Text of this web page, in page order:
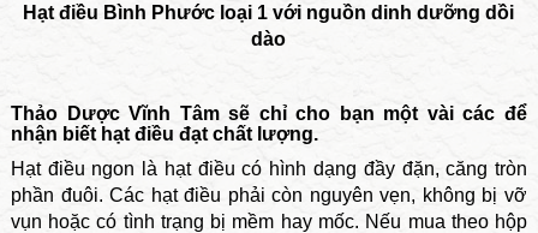
Hạt điều Bình Phước loại 1 với nguồn dinh dưỡng dồi
dào
Thảo Dược Vĩnh Tâm sẽ chỉ cho bạn một vài các để
nhận biết hạt điều đạt chất lượng.
Hạt điều ngon là hạt điều có hình dạng đầy đặn, căng tròn
phần đuôi. Các hạt điều phải còn nguyên vẹn, không bị vỡ
vụn hoặc có tình trạng bị mềm hay mốc. Nếu mua theo hộp